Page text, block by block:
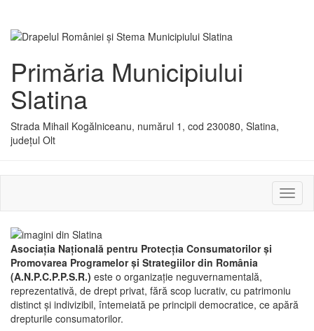
Primăria Municipiului
Slatina
Strada Mihail Kogălniceanu, numărul 1, cod 230080, Slatina,
județul Olt
sau
Asociaţia Naţională pentru Protecţia Consumatorilor şi
Promovarea Programelor şi Strategiilor din România
(A.N.P.C.P.P.S.R.) este o organizaţie neguvernamentală,
reprezentativă, de drept privat, fără scop lucrativ, cu patrimoniu
distinct şi indivizibil, întemeiată pe principii democratice, ce apără
drepturile consumatorilor.